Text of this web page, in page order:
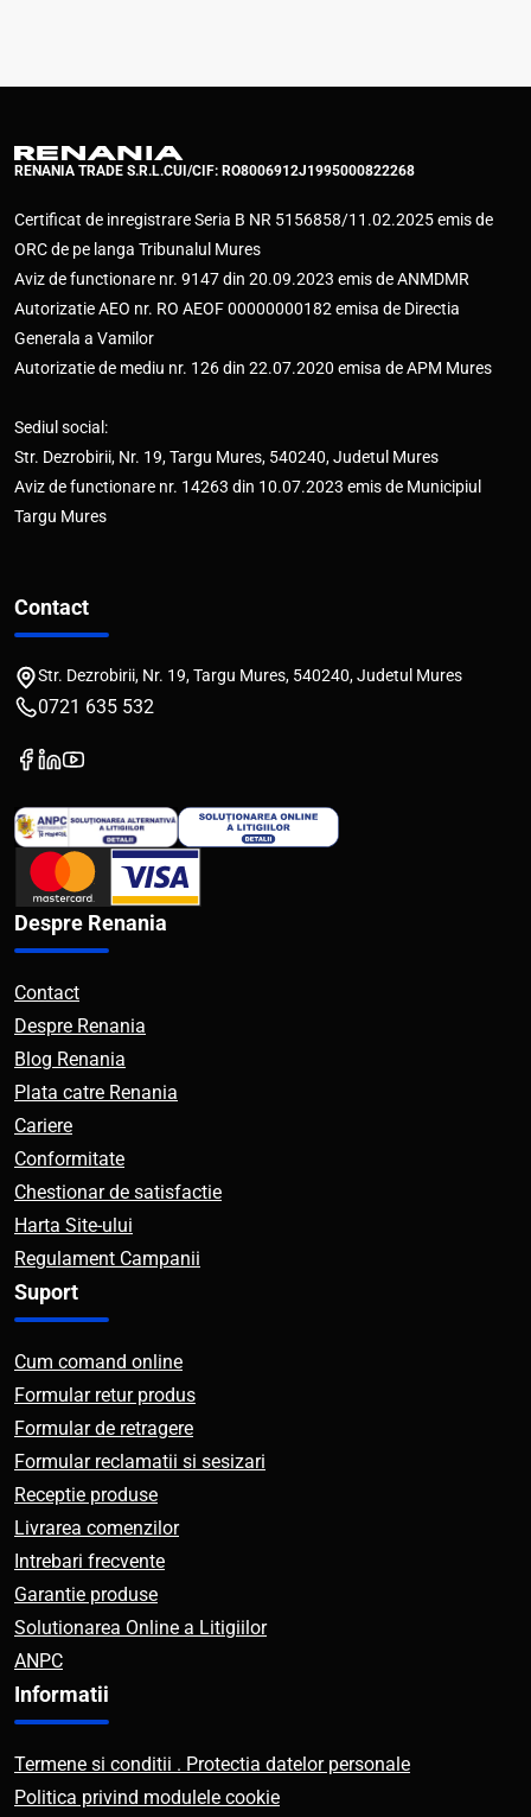
RENANIA TRADE S.R.L.CUI/CIF: RO8006912J1995000822268
Certificat de inregistrare Seria B NR 5156858/11.02.2025 emis de
ORC de pe langa Tribunalul Mures
Aviz de functionare nr. 9147 din 20.09.2023 emis de ANMDMR
Autorizatie AEO nr. RO AEOF 00000000182 emisa de Directia
Generala a Vamilor
Autorizatie de mediu nr. 126 din 22.07.2020 emisa de APM Mures
Sediul social:
Str. Dezrobirii, Nr. 19, Targu Mures, 540240, Judetul Mures
Aviz de functionare nr. 14263 din 10.07.2023 emis de Municipiul
Targu Mures
Contact
Str. Dezrobirii, Nr. 19, Targu Mures, 540240, Judetul Mures
0721 635 532
Despre Renania
Contact
Despre Renania
Blog Renania
Plata catre Renania
Cariere
Conformitate
Chestionar de satisfactie
Harta Site-ului
Regulament Campanii
Suport
Cum comand online
Formular retur produs
Formular de retragere
Formular reclamatii si sesizari
Receptie produse
Livrarea comenzilor
Intrebari frecvente
Garantie produse
Solutionarea Online a Litigiilor
ANPC
Informatii
Termene si conditii . Protectia datelor personale
Politica privind modulele cookie